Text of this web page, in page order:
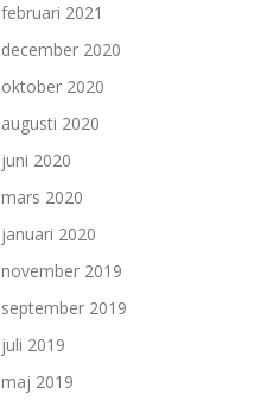
februari 2021
december 2020
oktober 2020
augusti 2020
juni 2020
mars 2020
januari 2020
november 2019
september 2019
juli 2019
maj 2019